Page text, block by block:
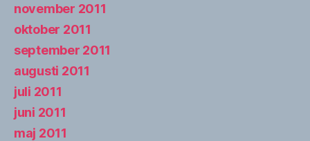
november 2011
oktober 2011
september 2011
augusti 2011
juli 2011
juni 2011
maj 2011